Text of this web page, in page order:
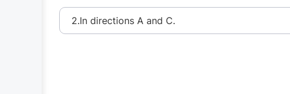
2.In directions A and C.